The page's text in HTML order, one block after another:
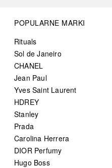
POPULARNE MARKI
Rituals
Sol de Janeiro
CHANEL
Jean Paul
Yves Saint Laurent
HDREY
Stanley
Prada
Carolina Herrera
DIOR Perfumy
Hugo Boss